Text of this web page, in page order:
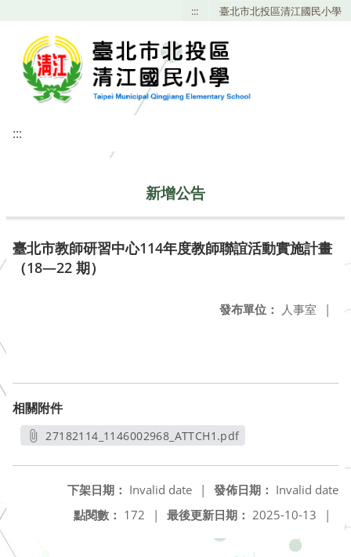
::: 臺北市北投區清江國民小學
:::
新增公告
臺北市教師研習中心114年度教師聯誼活動實施計畫
（18—22 期）
發布單位： 人事室 |
相關附件
27182114_1146002968_ATTCH1.pdf
發佈日期： Invalid date
下架日期： Invalid date
|
最後更新日期： 2025-10-13 |
點閱數： 172 |